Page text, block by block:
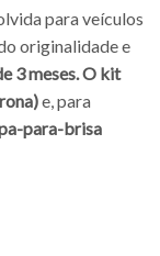
para veículos
originalidade e
3 meses. O kit
e, para
para-brisa